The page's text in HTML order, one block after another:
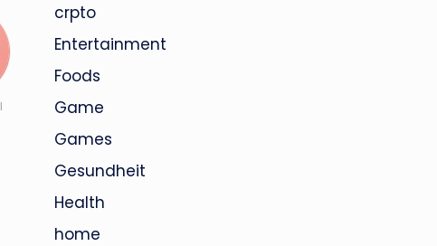
crpto
Entertainment
Foods
Game
Games
Gesundheit
Health
home